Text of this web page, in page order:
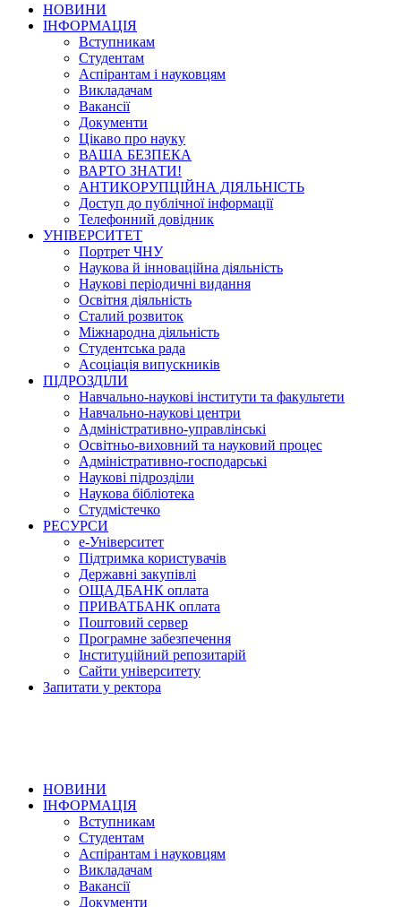
НОВИНИ
ІНФОРМАЦІЯ
Вступникам
Студентам
Аспірантам і науковцям
Викладачам
Вакансії
Документи
Цікаво про науку
ВАША БЕЗПЕКА
ВАРТО ЗНАТИ!
АНТИКОРУПЦІЙНА ДІЯЛЬНІСТЬ
Доступ до публічної інформації
Телефонний довідник
УНІВЕРСИТЕТ
Портрет ЧНУ
Наукова й інноваційна діяльність
Наукові періодичні видання
Освітня діяльність
Сталий розвиток
Міжнародна діяльність
Студентська рада
Асоціація випускників
ПІДРОЗДІЛИ
Навчально-наукові інститути та факультети
Навчально-наукові центри
Адміністративно-управлінські
Освітньо-виховний та науковий процес
Адміністративно-господарські
Наукові підрозділи
Наукова бібліотека
Студмістечко
РЕСУРСИ
е-Університет
Підтримка користувачів
Державні закупівлі
ОЩАДБАНК оплата
ПРИВАТБАНК оплата
Поштовий сервер
Програмне забезпечення
Інституційний репозитарій
Сайти університету
Запитати у ректора
НОВИНИ
ІНФОРМАЦІЯ
Вступникам
Студентам
Аспірантам і науковцям
Викладачам
Вакансії
Документи